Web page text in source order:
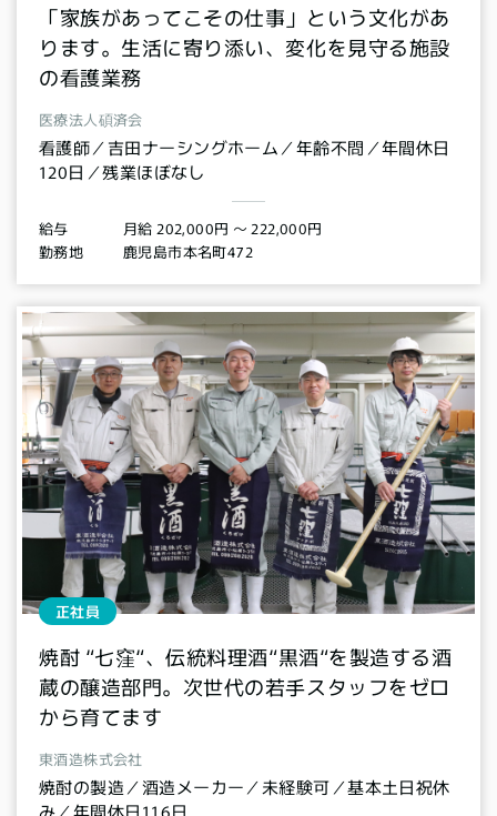
「家族があってこその仕事」という文化があ
ります。生活に寄り添い、変化を見守る施設
の看護業務
医療法人碩済会
看護師／吉田ナーシングホーム／年齢不問／年間休日
120日／残業ほぼなし
給与 月給 202,000円 〜 222,000円
勤務地 鹿児島市本名町472
正社員
焼酎 “七窪“、伝統料理酒“黒酒“を製造する酒
蔵の醸造部門。次世代の若手スタッフをゼロ
から育てます
東酒造株式会社
焼酎の製造／酒造メーカー／未経験可／基本土日祝休
み／年間休日116日